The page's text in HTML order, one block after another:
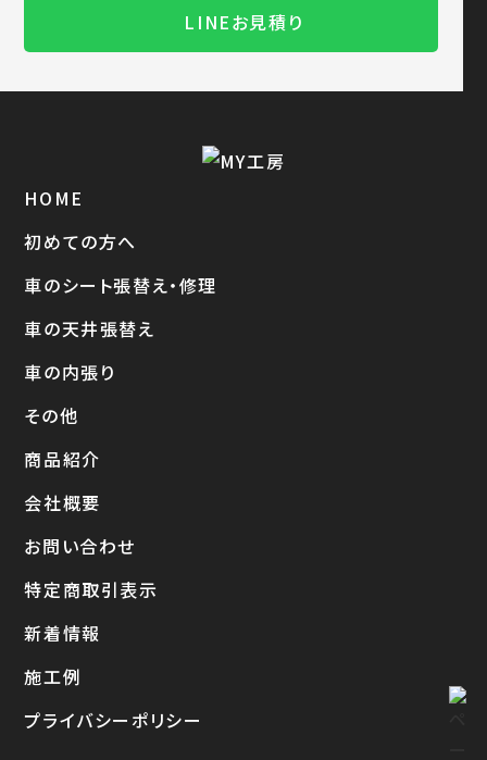
LINEお見積り
HOME
初めての方へ
車のシート張替え・修理
車の天井張替え
車の内張り
その他
商品紹介
会社概要
お問い合わせ
特定商取引表示
新着情報
施工例
プライバシーポリシー